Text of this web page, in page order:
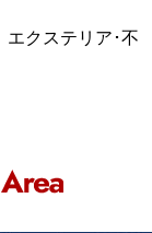
エクステリア･不